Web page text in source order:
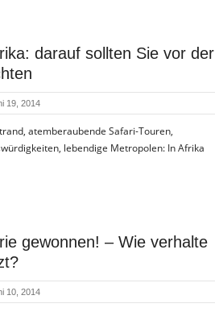
darauf sollten Sie vor der
19, 2014
atemberaubende Safari-Touren,
lebendige Metropolen: In Afrika
gewonnen! – Wie verhalte
10, 2014